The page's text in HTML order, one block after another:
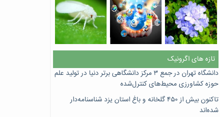
تازه های اگرونیک
دانشگاه تهران در جمع ۳ مرکز دانشگاهی برتر دنیا در تولید علم
حوزه کشاورزی محیط‌های کنترل‌شده
تاکنون بیش از ۴۵۰ گلخانه و باغ استان یزد شناسنامه‌دار
شده‌اند